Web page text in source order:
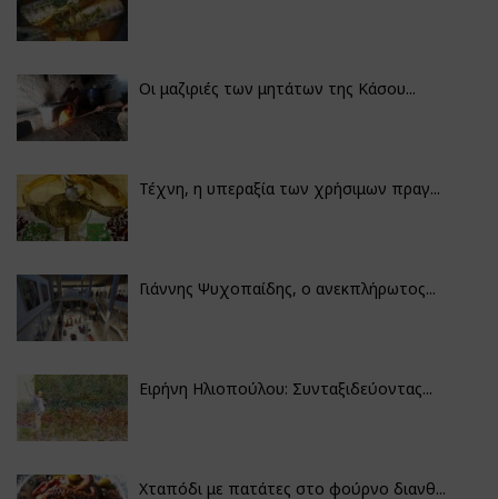
Οι μαζιριές των μητάτων της Κάσου...
Τέχνη, η υπεραξία των χρήσιμων πραγ...
Γιάννης Ψυχοπαίδης, ο ανεκπλήρωτος...
Ειρήνη Ηλιοπούλου: Συνταξιδεύοντας...
Χταπόδι με πατάτες στο φούρνο διανθ...